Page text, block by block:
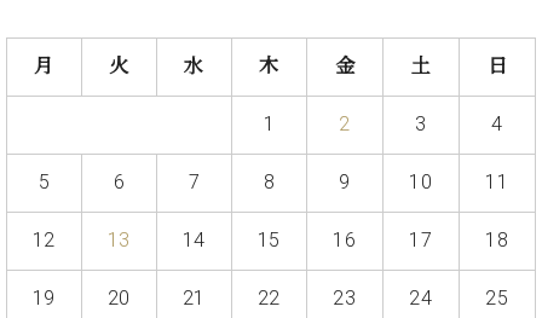
ュ
デ
ン
ス
る
こ
と
音
と
タ
チ
密
ヒ
リ
楽
ニ
お
せ
(入
荷
情
等)
録
は、
ン・
ベ
月 火 水 木 金 土 日
1 2 3 4
5 6 7 8 9 10 11
12 13 14 15 16 17 18
19 20 21 22 23 24 25